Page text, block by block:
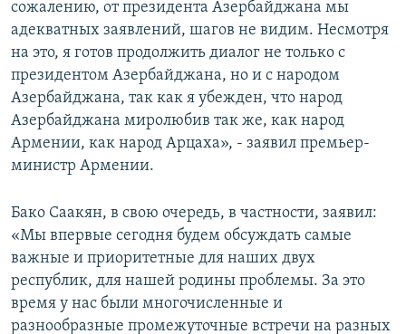
сожалению, от президента Азербайджана мы
адекватных заявлений, шагов не видим. Несмотря
на это, я готов продолжить диалог не только с
президентом Азербайджана, но и с народом
Азербайджана, так как я убежден, что народ
Азербайджана миролюбив так же, как народ
Армении, как народ Арцаха», - заявил премьер-
министр Армении.
Бако Саакян, в свою очередь, в частности, заявил:
«Мы впервые сегодня будем обсуждать самые
важные и приоритетные для наших двух
республик, для нашей родины проблемы. За это
время у нас были многочисленные и
разнообразные промежуточные встречи на разных